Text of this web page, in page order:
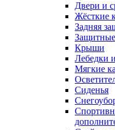
Двери и
Жёсткие
Задняя
Крыши
Лебедки
Мягкие
Сиденья